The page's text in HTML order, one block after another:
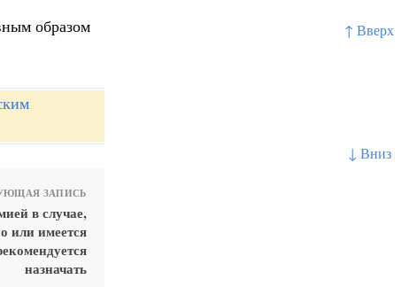
↑ Вверх
↓ Вниз
образом
ЗАПИСЬ
в случае,
или имеется
назначать